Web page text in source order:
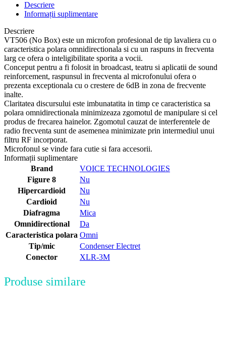
Descriere
Informații suplimentare
Descriere
VT506 (No Box) este un microfon profesional de tip lavaliera cu o
caracteristica polara omnidirectionala si cu un raspuns in frecventa
larg ce ofera o inteligibilitate sporita a vocii.
Conceput pentru a fi folosit in broadcast, teatru si aplicatii de sound
reinforcement, raspunsul in frecventa al microfonului ofera o
prezenta exceptionala cu o crestere de 6dB in zona de frecvente
inalte.
Claritatea discursului este imbunatatita in timp ce caracteristica sa
polara omnidirectionala minimizeaza zgomotul de manipulare si cel
produs de frecarea hainelor. Zgomotul cauzat de interferentele de
radio frecventa sunt de asemenea minimizate prin intermediul unui
filtru RF incorporat.
Microfonul se vinde fara cutie si fara accesorii.
Informații suplimentare
Brand
VOICE TECHNOLOGIES
Figure 8
Nu
Hipercardioid
Nu
Cardioid
Nu
Diafragma
Mica
Omnidirectional
Da
Caracteristica polara Omni
Tip/mic
Condenser Electret
Conector
XLR-3M
Produse similare